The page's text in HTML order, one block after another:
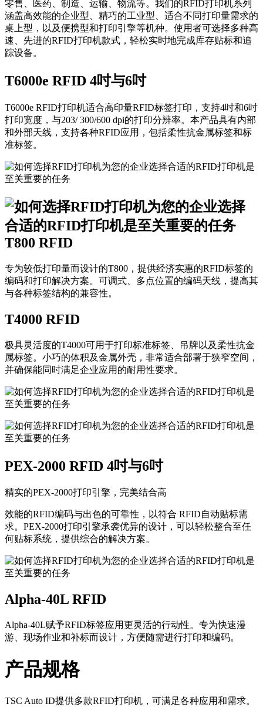
零售、医药、制造、运输、物流等。我们的RFID打印机系列
涵盖高效能的企业型、精巧的工业型、适合不同打印量需求的
桌上型，以及便携型和打印引擎等机种。使用者可选择多种高
速、先进的RFID打印机款式，轻松实时地完成库存贴标和追
踪设备。
T6000e RFID 4吋与6吋
T6000e RFID打印机适合高印量RFID标签打印，支持4吋和6吋
打印宽度，与203/ 300/600 dpi的打印分辨率。本产品具有内部
和外部天线，支持各种RFID应用，包括柔性抗金属标签和标
准标签。
T800 RFID
专为较低打印量而设计的T800，提供经济实惠的RFID标签的
编码和打印解决方案。可调式、多点位置的编码天线，提高其
与各种标签结构的兼容性。
T4000 RFID
极具灵活度的T4000可用于打印标准标签、吊牌以及柔性抗金
属标签。小巧的体积及金属外壳，非常适合部署于狭窄空间，
并确保能同时满足企业应用的耐用性要求。
PEX-2000 RFID 4吋与6吋
精实的PEX-2000打印引擎，完美结合高
效能的RFID编码与出色的可靠性，以符合 RFID自动贴标需
求。PEX-2000打印引擎承袭优异的设计，可以轻松整合至任
何贴标系统，提供综合的解决方案。
Alpha-40L RFID
Alpha-40L赋予RFID标签应用更灵活的行动性。专为快速漫
游、现场作业和补标而设计，方便随需进行打印和编码。
产品规格
TSC Auto ID提供多款RFID打印机，可满足各种应用和需求。